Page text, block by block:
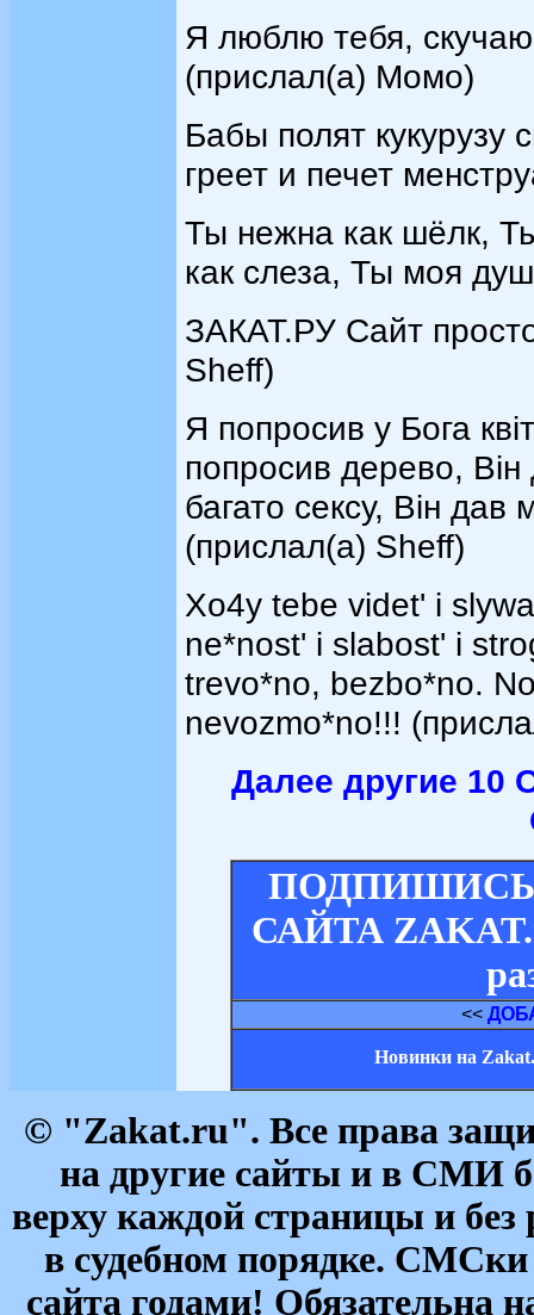
Я люблю тебя,
(прислал(а) Момо)
Бабы полят кукурузу
греет и печет
Ты нежна как шёлк,
как слеза, Ты моя
ЗАКАТ.РУ Сайт
Sheff)
Я попросив у Бога
попросив дерево,
багато сексу, Він дав
(прислал(а) Sheff)
Xo4y tebe videt' i
ne*nost' i slabost' i
trevo*no, bezbo*no.
nevozmo*no!!!
Далее другие 10
САЙТА
<<
Новинки на
© "Zakat.ru". Все права
на другие сайты и в СМИ
верху каждой страницы и без
в судебном порядке. СМСки
сайта годами! Обязательна